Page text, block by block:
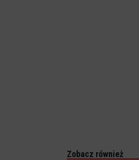
Zobacz również